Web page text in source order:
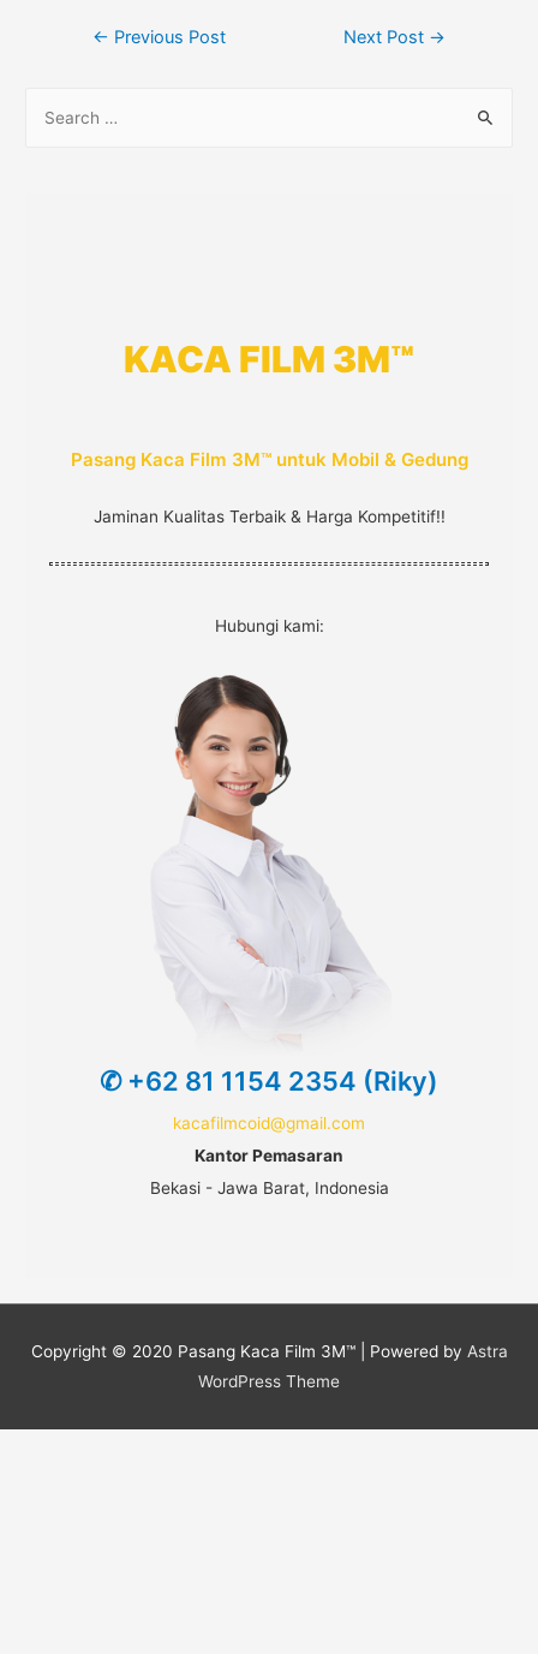
Post
← Previous Post Next Post →
KACA FILM 3M™
Pasang Kaca Film 3M™ untuk Mobil & Gedung
Jaminan Kualitas Terbaik & Harga Kompetitif!!
Hubungi kami:
✆ +62 81 1154 2354 (Riky)
kacafilmcoid@gmail.com
Kantor Pemasaran
Bekasi - Jawa Barat, Indonesia
Copyright © 2020 Pasang Kaca Film 3M™ | Powered by Astra
WordPress Theme